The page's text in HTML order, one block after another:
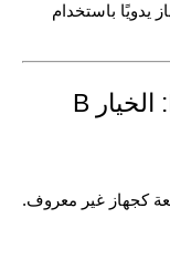
يدويًا باستخدام
التثبيت عبر INF (Have Disk): الخيار B